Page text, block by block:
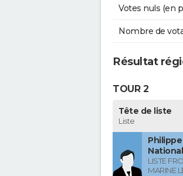
Votes nuls (en
Nombre de
Résultat
TOUR 2
Tête de liste
Liste
LISTE
MARINE